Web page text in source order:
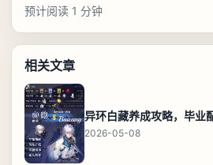
预计阅读 1 分钟
相关文章
2026-05-08